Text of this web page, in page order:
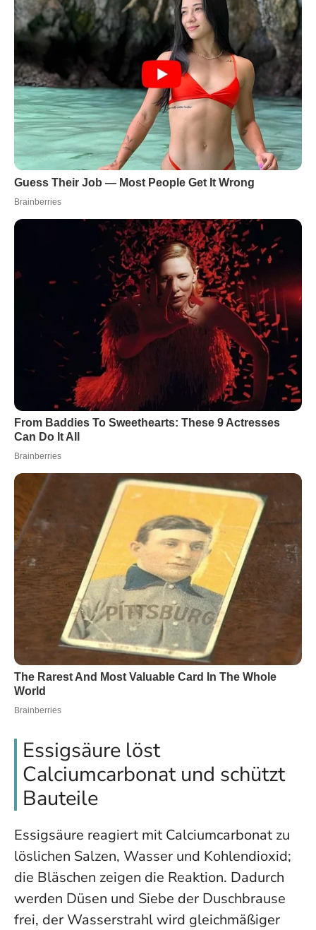
Essigsäure löst
Calciumcarbonat und schützt
Bauteile
Essigsäure reagiert mit Calciumcarbonat zu
löslichen Salzen, Wasser und Kohlendioxid;
die Bläschen zeigen die Reaktion. Dadurch
werden Düsen und Siebe der Duschbrause
frei, der Wasserstrahl wird gleichmäßiger